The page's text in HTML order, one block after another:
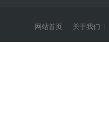
网站首页 关于我们